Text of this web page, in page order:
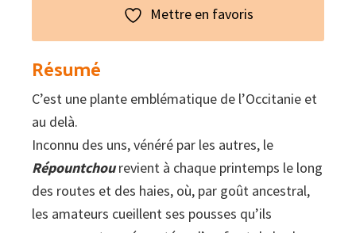
qu'es
aquò
?
Le
Tamier,
du
buisson
Mettre en favoris
Résumé
C’est une plante emblématique de l’Occitanie et
au delà.
Inconnu des uns, vénéré par les autres, le
Répountchourevient à chaque printemps le long
des routes et des haies, où, par goût ancestral,
les amateurs cueillent ses pousses qu’ils